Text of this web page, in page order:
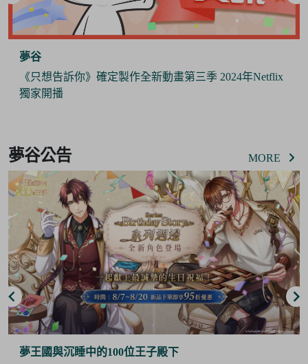
夢谷
《只想告訴你》確定製作全新動畫第三季 2024年Netflix
獨家開播
of
6
夢谷公告 MORE
夢王國與沉睡中的100位王子殿下